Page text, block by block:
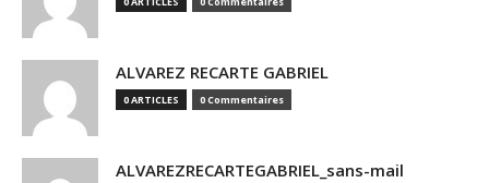
ALVAREZ RECARTE GABRIEL
0 ARTICLES 0 Commentaires
ALVAREZRECARTEGABRIEL_sans-mail